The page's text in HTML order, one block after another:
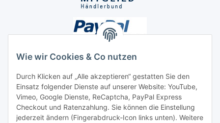
Wie wir Cookies & Co nutzen
Durch Klicken auf „Alle akzeptieren“ gestatten Sie den
Einsatz folgender Dienste auf unserer Website: YouTube,
Vimeo, Google Dienste, ReCaptcha, PayPal Express
Checkout und Ratenzahlung. Sie können die Einstellung
jederzeit ändern (Fingerabdruck-Icon links unten). Weitere
Unsere Seiten
Social Media